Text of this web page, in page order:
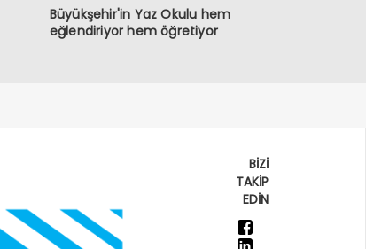
Büyükşehir'in Yaz Okulu hem
eğlendiriyor hem öğretiyor
BİZİ
TAKİP
EDİN